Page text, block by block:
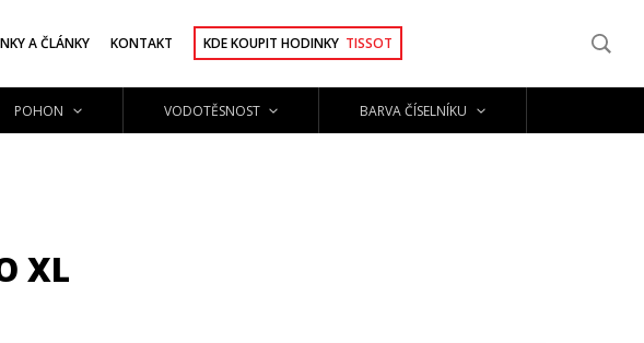
A ČLÁNKY KONTAKT KDE KOUPIT HODINKY TISSOT
POHON VODOTĚSNOST BARVA ČÍSELNÍKU
XL